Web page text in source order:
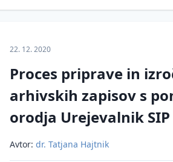
22. 12. 2020
Proces priprave in
arhivskih zapisov s
orodja Urejevalnik SIP
Avtor: dr. Tatjana Hajtnik